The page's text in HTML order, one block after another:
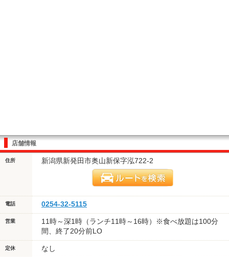
店舗情報
住所 新潟県新発田市奥山新保字泓722-2
電話 0254-32-5115
営業
11時～深1時（ランチ11時～16時）※食べ放題は100分
間、終了20分前LO
定休 なし